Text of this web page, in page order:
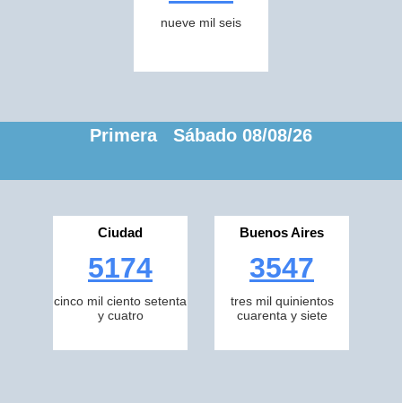
nueve mil seis
Primera Sábado 08/08/26
Ciudad
5174
cinco mil ciento setenta
y cuatro
Buenos Aires
3547
tres mil quinientos
cuarenta y siete